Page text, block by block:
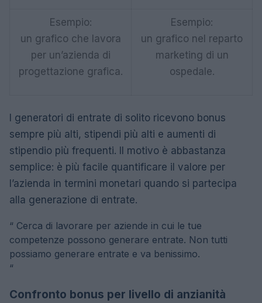
Esempio:
un grafico che lavora
per un’azienda di
progettazione grafica.
Esempio:
un grafico nel reparto
marketing di un
ospedale.
I generatori di entrate di solito ricevono bonus
sempre più alti, stipendi più alti e aumenti di
stipendio più frequenti. Il motivo è abbastanza
semplice: è più facile quantificare il valore per
l’azienda in termini monetari quando si partecipa
alla generazione di entrate.
“ Cerca di lavorare per aziende in cui le tue
competenze possono generare entrate. Non tutti
possiamo generare entrate e va benissimo.
“
Confronto bonus per livello di anzianità